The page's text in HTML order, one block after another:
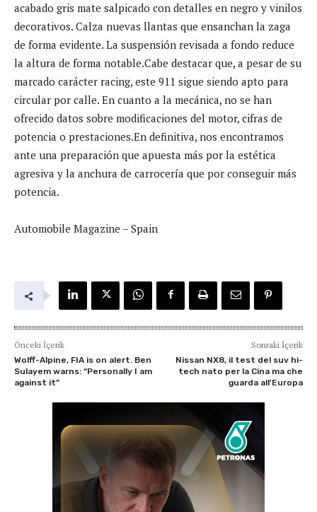
acabado gris mate salpicado con detalles en negro y vinilos
decorativos. Calza nuevas llantas que ensanchan la zaga
de forma evidente. La suspensión revisada a fondo reduce
la altura de forma notable.Cabe destacar que, a pesar de su
marcado carácter racing, este 911 sigue siendo apto para
circular por calle. En cuanto a la mecánica, no se han
ofrecido datos sobre modificaciones del motor, cifras de
potencia o prestaciones.En definitiva, nos encontramos
ante una preparación que apuesta más por la estética
agresiva y la anchura de carrocería que por conseguir más
potencia.
Automobile Magazine – Spain
Önceki İçerik
Wolff-Alpine, FIA is on alert. Ben
Sulayem warns: “Personally I am
against it”
Sonraki İçerik
Nissan NX8, il test del suv hi-
tech nato per la Cina ma che
guarda all'Europa